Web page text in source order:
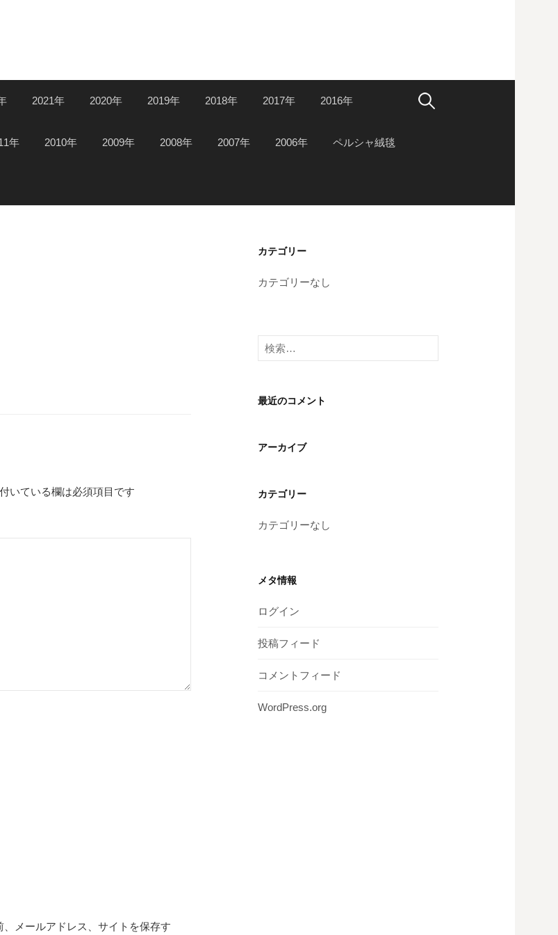
2021年 2020年 2019年 2018年 2017年 2016年
年 2010年 2009年 2008年 2007年 2006年 ペルシャ絨毯
検
いている欄は必須項目です
メールアドレス、サイトを保存す
カテゴリー
カテゴリーなし
検
索:
最近のコメント
アーカイブ
カテゴリー
カテゴリーなし
メタ情報
ログイン
投稿フィード
コメントフィード
WordPress.org